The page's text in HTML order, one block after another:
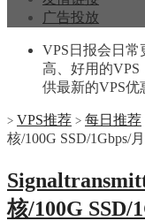
广告投放
VPS日报会日常
高、好用的
供最新的VPS优
> VPS推荐 > 每日推荐
核/100G SSD/1Gbps/
核/100G SSD/